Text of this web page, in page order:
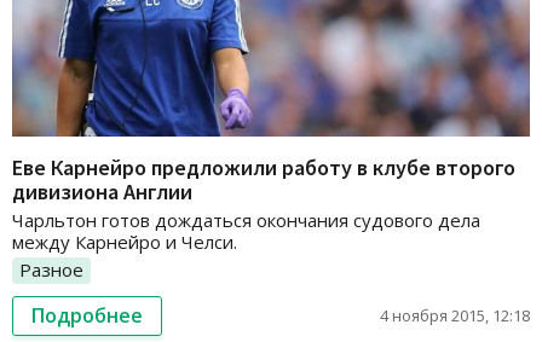
Еве Карнейро предложили работу в клубе второго
дивизиона Англии
Чарльтон готов дождаться окончания судового дела
между Карнейро и Челси.
Разное
Подробнее 4 ноября 2015, 12:18